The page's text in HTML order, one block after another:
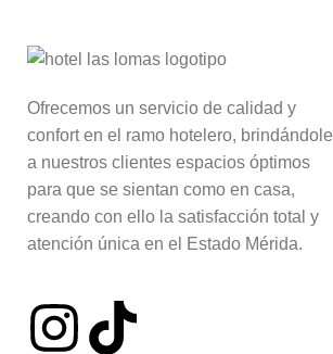
Ofrecemos un servicio de calidad y
confort en el ramo hotelero, brindándole
a nuestros clientes espacios óptimos
para que se sientan como en casa,
creando con ello la satisfacción total y
atención única en el Estado Mérida.